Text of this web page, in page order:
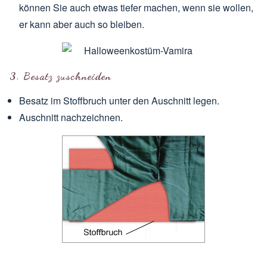
können Sie auch etwas tiefer machen, wenn sie wollen,
er kann aber auch so bleiben.
3. Besatz zuschneiden
Besatz im Stoffbruch unter den Auschnitt legen.
Auschnitt nachzeichnen.